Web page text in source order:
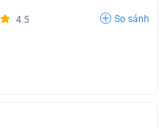
4.5 So sánh